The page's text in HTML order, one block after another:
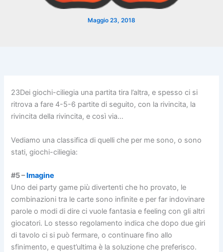
Maggio 23, 2018
23Dei giochi-ciliegia una partita tira l’altra, e spesso ci si
ritrova a fare 4-5-6 partite di seguito, con la rivincita, la
rivincita della rivincita, e così via…
Vediamo una classifica di quelli che per me sono, o sono
stati, giochi-ciliegia:
#5 –Imagine
Uno dei party game più divertenti che ho provato, le
combinazioni tra le carte sono infinite e per far indovinare
parole o modi di dire ci vuole fantasia e feeling con gli altri
giocatori. Lo stesso regolamento indica che dopo due giri
di tavolo ci si può fermare, o continuare fino allo
sfinimento, e quest’ultima è la soluzione che preferisco.